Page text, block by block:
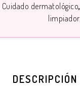
Cuidado dermatológico
limpiador
DESCRIPCIÓN